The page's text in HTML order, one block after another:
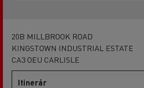
20B MILLBROOK ROAD
KINGSTOWN INDUSTRIAL ESTATE
CA3 OEU CARLISLE
Itinerár